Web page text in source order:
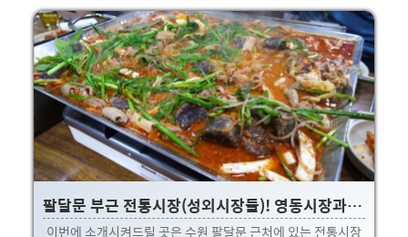
우재라고 지었다고 합니다. 이 장소는 고 심재덕 수원시장이 세
계화장실협회 창립을 기념하고 화장실의 중요성을 알리고자
30년간 살던 자신의 집을 변기모양으로 새롭게 짓고 이렇게 박
물관처럼 만들었다고 합니다.※ 심재덕씨는 1995~2002 민선
1/2대 수원시장이었습니다. 이 해우재는 2007년 11월에 완공
되었고, 유족들이 고 심재덕씨의 유지에 따라 수원..
팔달문 부근 전통시장(성외시장들)! 영동시장과 지동시장 그리고 순대타운
이번에 소개시켜드릴 곳은 수원 팔달문 근처에 있는 전통시장